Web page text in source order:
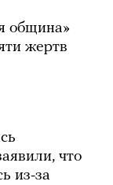
община»
жертв
что
из-за